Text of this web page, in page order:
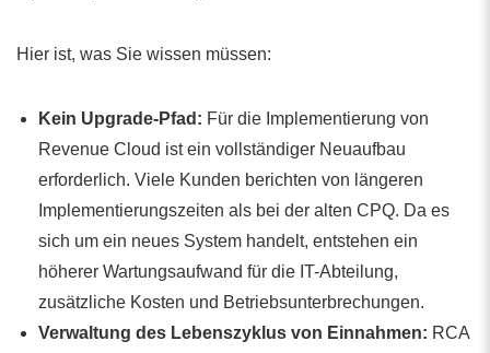
Hier ist, was Sie wissen müssen:
Kein Upgrade-Pfad: Für die Implementierung von
Revenue Cloud ist ein vollständiger Neuaufbau
erforderlich. Viele Kunden berichten von längeren
Implementierungszeiten als bei der alten CPQ. Da es
sich um ein neues System handelt, entstehen ein
höherer Wartungsaufwand für die IT-Abteilung,
zusätzliche Kosten und Betriebsunterbrechungen.
Verwaltung des Lebenszyklus von Einnahmen: RCA